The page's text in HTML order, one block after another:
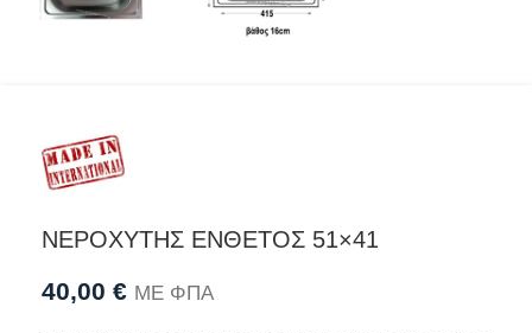
ΝΕΡΟΧΥΤΗΣ ΕΝΘΕΤΟΣ 51×41
40,00 € ΜΕ ΦΠΑ